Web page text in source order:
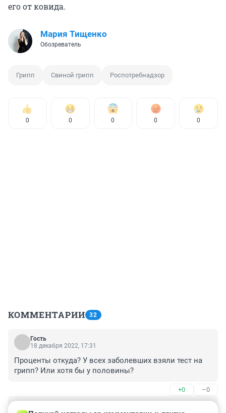
его от ковида.
Мария Тищенко
Обозреватель
Грипп Свиной грипп Роспотребнадзор
0 0 0 0 0
КОММЕНТАРИИ 32
Гость
18 декабря 2022, 17:31
Проценты откуда? У всех заболевших взяли тест на
грипп? Или хотя бы у половины?
+0 –0